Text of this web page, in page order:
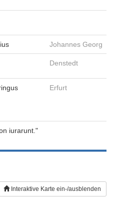
Johannes Georg
Denstedt
Erfurt
iurarunt."
Interaktive Karte ein-/ausblenden